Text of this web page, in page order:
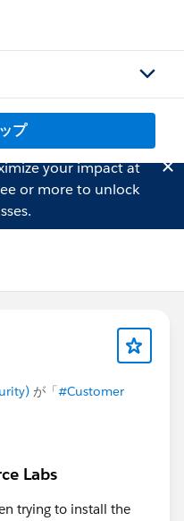
プ
your impact at
or more to unlock
が「#Customer
Labs
trying to install the